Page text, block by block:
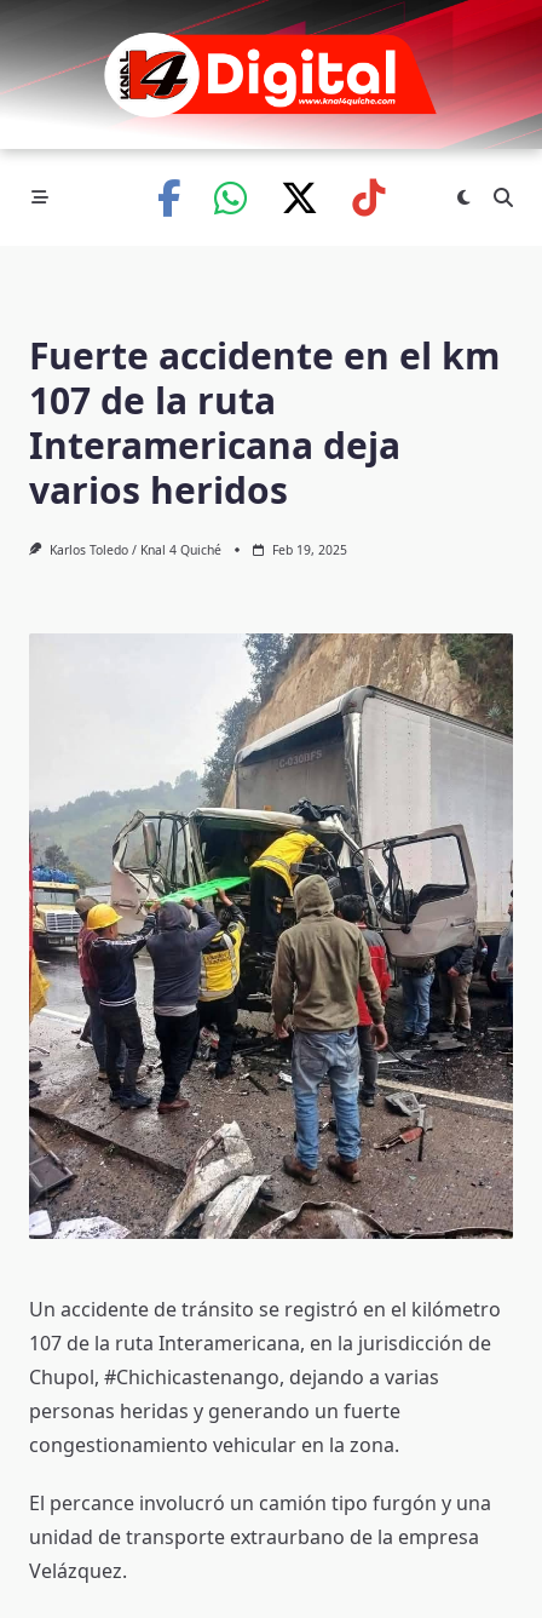
Skip
content
Fuerte accidente en el km
107 de la ruta
Interamericana deja
varios heridos
Karlos Toledo / Knal 4 Quiché Feb 19, 2025
Un accidente de tránsito se registró en el kilómetro
107 de la ruta Interamericana, en la jurisdicción de
Chupol, #Chichicastenango, dejando a varias
personas heridas y generando un fuerte
congestionamiento vehicular en la zona.
El percance involucró un camión tipo furgón y una
unidad de transporte extraurbano de la empresa
Velázquez.